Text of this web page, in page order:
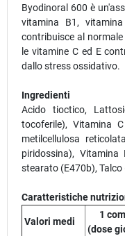
Byodinoral 600 è
vitamina B1,
contribuisce al
le vitamine C ed E
dallo stress ossidativo.
Ingredienti
Acido tioctico,
tocoferile), Vitamina
metilcellulosa
piridossina),
stearato (E470b), Talco
Caratteristiche
Valori medi
1
(dose